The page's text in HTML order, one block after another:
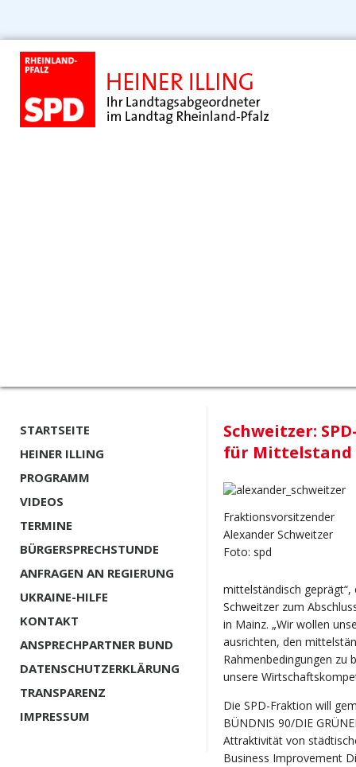
STARTSEITE
HEINER ILLING
PROGRAMM
VIDEOS
TERMINE
BÜRGERSPRECHSTUNDE
ANFRAGEN AN REGIERUNG
UKRAINE-HILFE
KONTAKT
ANSPRECHPARTNER BUND
DATENSCHUTZERKLÄRUNG
TRANSPARENZ
IMPRESSUM
Schweitzer:
für Mittelstand
Fraktionsvorsitzender
Alexander Schweitzer
Foto: spd
mittelständisch
Schweitzer zum
in Mainz. „Wir wollen
ausrichten, den
Rahmenbedingungen zu
unsere
Die SPD-Fraktion will
BÜNDNIS 90/DIE
Attraktivität von
Business Improvement